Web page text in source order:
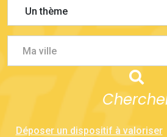
Ma ville
Déposer un dispositif à valoriser